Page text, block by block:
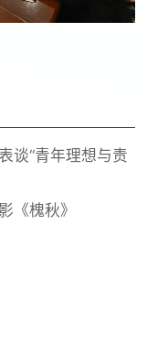
谈“青年理想与责
《槐秋》